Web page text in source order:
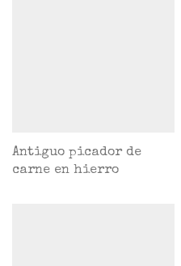
Antiguo picador de
carne en hierro